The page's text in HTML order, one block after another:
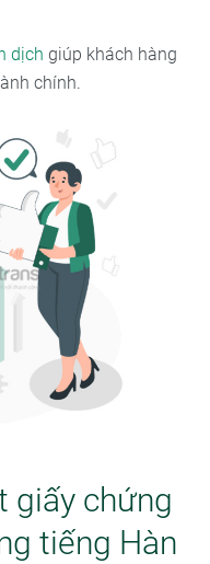
dịch giúp khách hàng
chính.
giấy chứng
tiếng Hàn